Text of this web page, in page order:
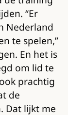
“Er
Nederland
te spelen,”
En het is
om lid te
prachtig
de
Dat lijkt me